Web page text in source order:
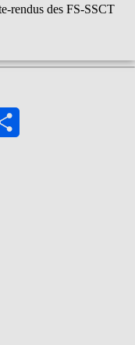
rendus des FS-SSCT
Partager